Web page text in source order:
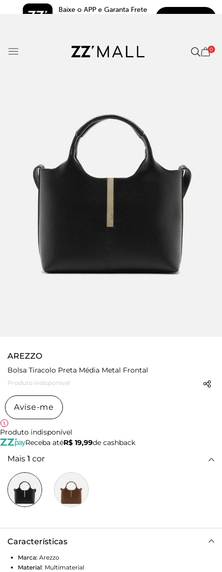
Baixe o APP e Garanta Frete
0
AREZZO
Bolsa Tiracolo Preta Média Metal Frontal
Produto indisponível
Avise-me
Produto indisponível
Receba atéR$ 19,99de cashback
Mais 1 cor
Características
Marca: Arezzo
Material: Multimaterial